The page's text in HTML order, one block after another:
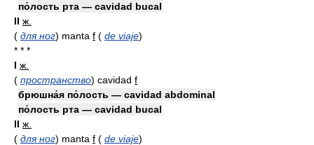
по́лость рта — cavidad bucal
II ж.
( для ног) manta f ( de viaje)
* * *
I ж.
( пространство) cavidad f
брюшна́я по́лость — cavidad abdominal
по́лость рта — cavidad bucal
II ж.
( для ног) manta f ( de viaje)